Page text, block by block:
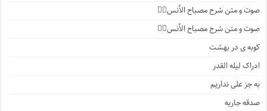
صوت و متن شرح مصباح الأنس۷️⃣
صوت و متن شرح مصباح الأنس۶️⃣
کوبه ی در بهشت
ادراک لیله القدر
به جز علی نداریم
صدقه جاریه